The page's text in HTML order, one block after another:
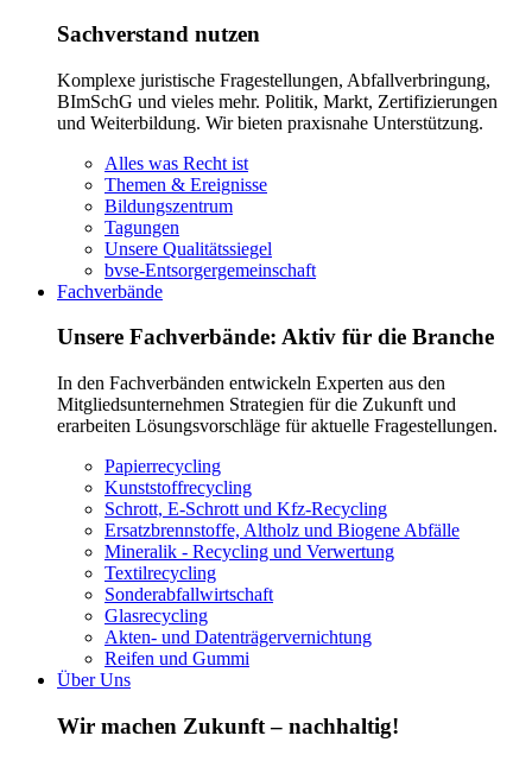
Sachverstand nutzen
Komplexe juristische Fragestellungen, Abfallverbringung,
BImSchG und vieles mehr. Politik, Markt, Zertifizierungen
und Weiterbildung. Wir bieten praxisnahe Unterstützung.
Alles was Recht ist
Themen & Ereignisse
Bildungszentrum
Tagungen
Unsere Qualitätssiegel
bvse-Entsorgergemeinschaft
Fachverbände
Unsere Fachverbände: Aktiv für die Branche
In den Fachverbänden entwickeln Experten aus den
Mitgliedsunternehmen Strategien für die Zukunft und
erarbeiten Lösungsvorschläge für aktuelle Fragestellungen.
Papierrecycling
Kunststoffrecycling
Schrott, E-Schrott und Kfz-Recycling
Ersatzbrennstoffe, Altholz und Biogene Abfälle
Mineralik - Recycling und Verwertung
Textilrecycling
Sonderabfallwirtschaft
Glasrecycling
Akten- und Datenträgervernichtung
Reifen und Gummi
Über Uns
Wir machen Zukunft – nachhaltig!